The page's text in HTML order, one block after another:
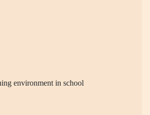
environment in school